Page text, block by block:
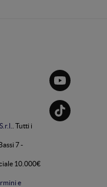
. Tutti i
7 -
10.000€
e